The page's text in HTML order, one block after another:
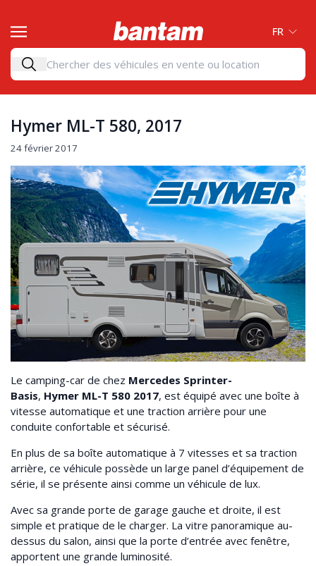
FR
Hymer ML-T 580, 2017
24 février 2017
Le camping-car de chez Mercedes Sprinter-
Basis, Hymer ML-T 580 2017, est équipé avec une boîte à
vitesse automatique et une traction arrière pour une
conduite confortable et sécurisé.
En plus de sa boîte automatique à 7 vitesses et sa traction
arrière, ce véhicule possède un large panel d’équipement de
série, il se présente ainsi comme un véhicule de lux.
Avec sa grande porte de garage gauche et droite, il est
simple et pratique de le charger. La vitre panoramique au-
dessus du salon, ainsi que la porte d’entrée avec fenêtre,
apportent une grande luminosité.